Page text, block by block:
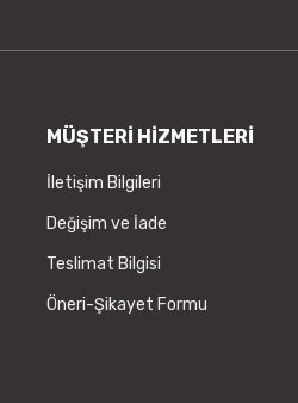
MÜŞTERİ HİZMETLERİ
İletişim Bilgileri
Değişim ve İade
Teslimat Bilgisi
Öneri-Şikayet Formu